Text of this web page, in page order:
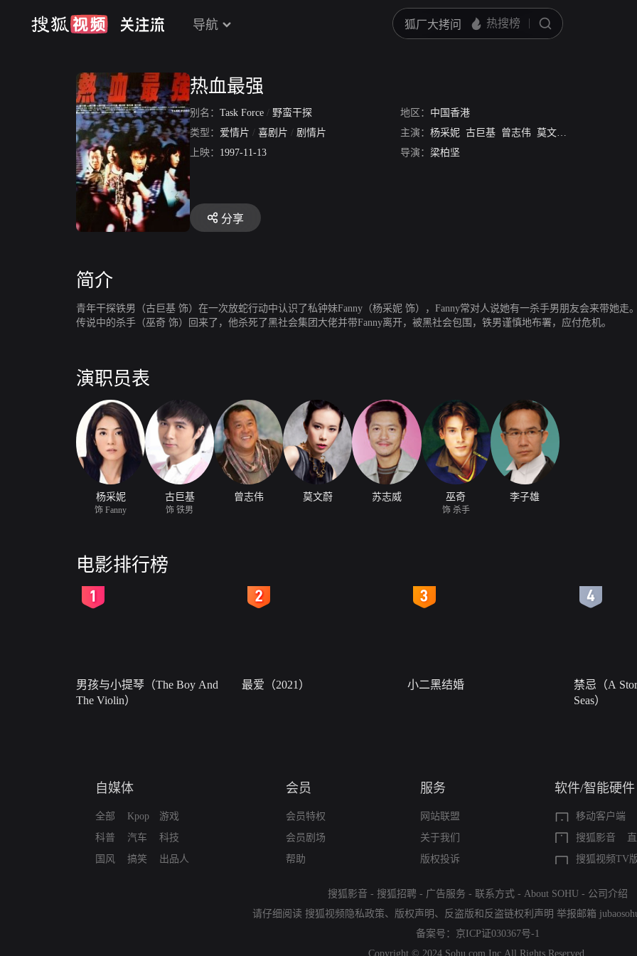
导航
热血最强
别名： Task Force / 野蛮干探 地区： 中国香港
类型： 爱情片 / 喜剧片 / 剧情片 主演： 杨采妮 古巨基 曾志伟 莫文蔚
上映： 1997-11-13 导演： 梁柏坚
分享
简介
青年干探铁男（古巨基 饰）在一次放蛇行动中认识了私钟妹Fanny（杨采妮 饰），Fanny常对人说她有一杀手男朋友会来带她走
演职员表
杨采妮
饰 Fanny
古巨基
饰 铁男
曾志伟 莫文蔚 苏志威 巫奇
饰 杀手
李子雄
电影排行榜
男孩与小提琴（The Boy And
The Violin）
最爱（2021） 小二黑结婚
禁忌（A
Seas）
自媒体
全部
科普
国风
Kpop
汽车
搞笑
游戏
科技
出品人
会员
会员特权
会员剧场
帮助
服务
网站联盟
关于我们
版权投诉
软件/智能硬件
移动客户端
搜狐影音
搜狐视频TV
搜狐影音 - 搜狐招聘 - 广告服务 - 联系方式 - About SOHU - 公司介绍
请仔细阅读 搜狐视频隐私政策、 版权声明 、 反盗版和反盗链权利声明 举报邮箱
备案号： 京ICP证030367号-1
Copyright © 2024 Sohu.com Inc.All Rights Reserved.